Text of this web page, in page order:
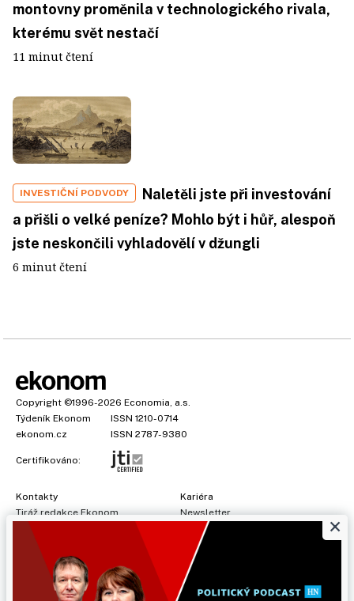
montovny proměnila v technologického rivala,
kterému svět nestačí
11 minut čtení
INVESTIČNÍ PODVODY
Naletěli jste při investování
a přišli o velké peníze? Mohlo být i hůř, alespoň
jste neskončili vyhladovělí v džungli
6 minut čtení
Copyright ©1996-2026 Economia, a.s.
Týdeník Ekonom
ISSN 1210-0714
ekonom.cz
ISSN 2787-9380
Certifikováno:
Kontakty
Tiráž redakce Ekonom
Předplatné
Kariéra
Newsletter
Všeobecné podmínky
Prohlášení o cookies
Nastavení soukromí
Ochrana osobních údajů
×